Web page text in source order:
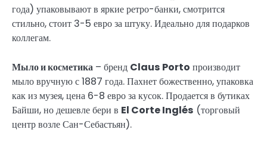
года) упаковывают в яркие ретро-банки, смотрится
стильно, стоит 3-5 евро за штуку. Идеально для подарков
коллегам.
Мыло и косметика – бренд Claus Porto производит
мыло вручную с 1887 года. Пахнет божественно, упаковка
как из музея, цена 6-8 евро за кусок. Продается в бутиках
Байши, но дешевле бери в El Corte Inglés (торговый
центр возле Сан-Себастьян).